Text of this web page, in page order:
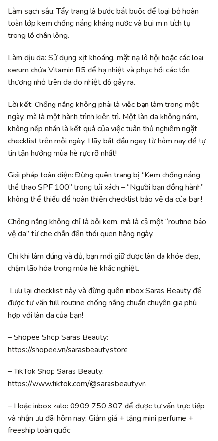
Làm sạch sâu: Tẩy trang là bước bắt buộc để loại bỏ hoàn
toàn lớp kem chống nắng kháng nước và bụi mịn tích tụ
trong lỗ chân lông.
Làm dịu da: Sử dụng xịt khoáng, mặt nạ lô hội hoặc các loại
serum chứa Vitamin B5 để hạ nhiệt và phục hồi các tổn
thương nhỏ trên da do nhiệt độ gây ra.
Lời kết: Chống nắng không phải là việc bạn làm trong một
ngày, mà là một hành trình kiên trì. Một làn da không nám,
không nếp nhăn là kết quả của việc tuân thủ nghiêm ngặt
checklist trên mỗi ngày. Hãy bắt đầu ngay từ hôm nay để tự
tin tận hưởng mùa hè rực rỡ nhất!
Giải pháp toàn diện: Đừng quên trang bị “Kem chống nắng
thể thao SPF 100” trong túi xách – “Người bạn đồng hành”
không thể thiếu để hoàn thiện checklist bảo vệ da của bạn!
Chống nắng không chỉ là bôi kem, mà là cả một “routine bảo
vệ da” từ che chắn đến thói quen hằng ngày.
Chỉ khi làm đúng và đủ, bạn mới giữ được làn da khỏe đẹp,
chậm lão hóa trong mùa hè khắc nghiệt.
Lưu lại checklist này và đừng quên inbox Saras Beauty để
được tư vấn full routine chống nắng chuẩn chuyên gia phù
hợp với làn da của bạn!
– Shopee Shop Saras Beauty:
https://shopee.vn/sarasbeauty.store
– TikTok Shop Saras Beauty:
https://www.tiktok.com/@sarasbeautyvn
– Hoặc inbox zalo: 0909 750 307 để được tư vấn trực tiếp
và nhận ưu đãi hôm nay: Giảm giá + tặng mini perfume +
freeship toàn quốc